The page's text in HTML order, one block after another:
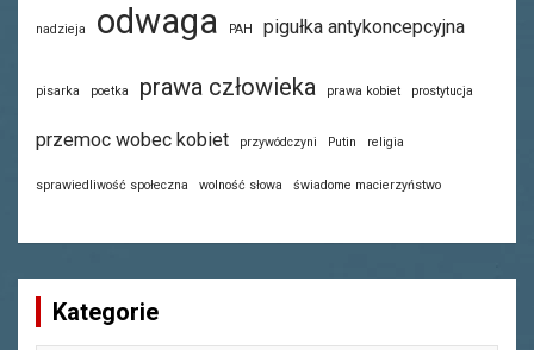
nadzieja odwaga PAH pigułka antykoncepcyjna
pisarka poetka prawa człowieka prawa kobiet prostytucja
przemoc wobec kobiet przywódczyni Putin religia
sprawiedliwość społeczna wolność słowa świadome macierzyństwo
Kategorie